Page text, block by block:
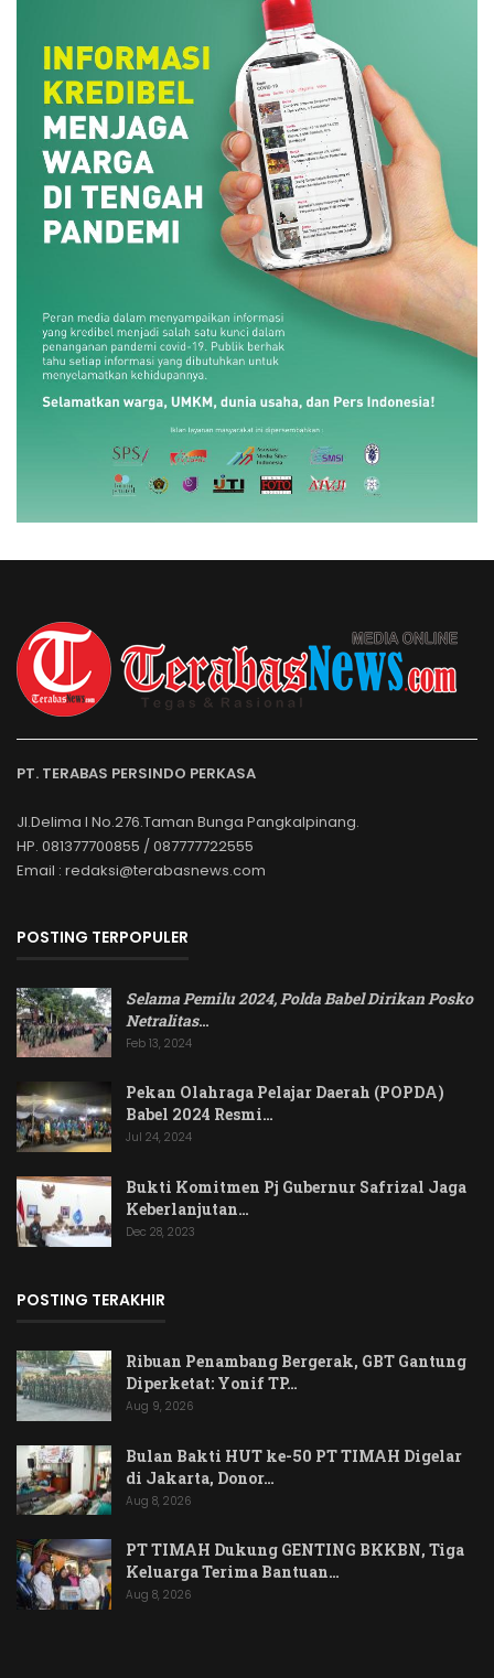
PT. TERABAS PERSINDO PERKASA
Jl.Delima I No.276.Taman Bunga Pangkalpinang.
HP. 081377700855 / 087777722555
Email : redaksi@terabasnews.com
POSTING TERPOPULER
Selama Pemilu 2024, Polda Babel Dirikan Posko
Netralitas…
Feb 13, 2024
Pekan Olahraga Pelajar Daerah (POPDA)
Babel 2024 Resmi…
Jul 24, 2024
Bukti Komitmen Pj Gubernur Safrizal Jaga
Keberlanjutan…
Dec 28, 2023
POSTING TERAKHIR
Ribuan Penambang Bergerak, GBT Gantung
Diperketat: Yonif TP…
Aug 9, 2026
Bulan Bakti HUT ke-50 PT TIMAH Digelar
di Jakarta, Donor…
Aug 8, 2026
PT TIMAH Dukung GENTING BKKBN, Tiga
Keluarga Terima Bantuan…
Aug 8, 2026